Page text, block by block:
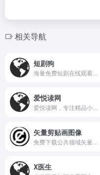
相关导航
短剧狗
爱悦读网
矢量剪贴画图像
X医生